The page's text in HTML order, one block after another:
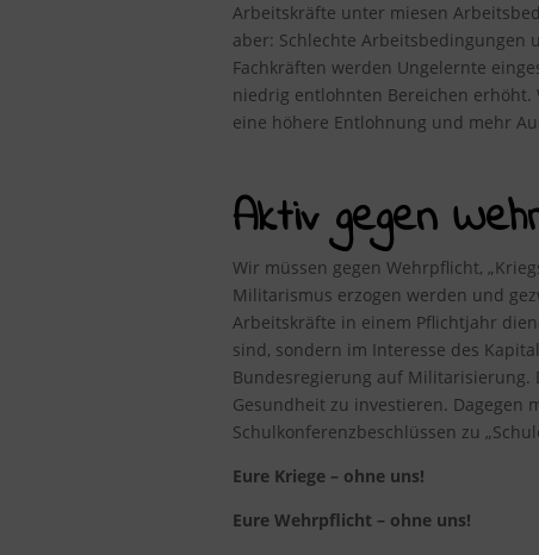
Arbeitskräfte unter miesen
aber: Schlechte Arbeitsbedingungen
Fachkräften werden Ungelernte
niedrig entlohnten Bereichen erhöht.
eine höhere Entlohnung und mehr
Aktiv gegen
Wir müssen gegen Wehrpflicht,
Militarismus erzogen werden und
Arbeitskräfte in einem Pflichtjahr
sind, sondern im Interesse des
Bundesregierung auf Militarisierung.
Gesundheit zu investieren. Dagegen
Schulkonferenzbeschlüssen zu
Eure Kriege – ohne uns!
Eure Wehrpflicht – ohne uns!